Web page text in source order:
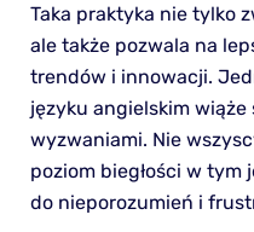
Taka praktyka nie tylko
ale także pozwala na
trendów i innowacji.
języku angielskim
wyzwaniami. Nie
poziom biegłości w tym
do nieporozumień i